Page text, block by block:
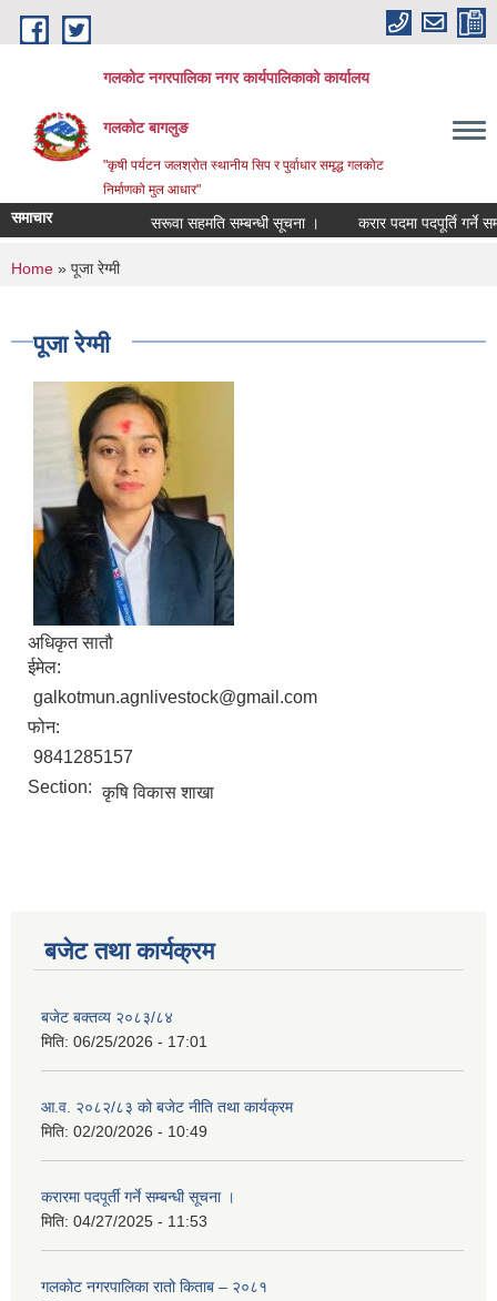
Skip to main content
गलकोट नगरपालिका नगर कार्यपालिकाको कार्यालय
गलकोट बागलुङ
"कृषी पर्यटन जलश्रोत स्थानीय सिप र पुर्वाधार समृद्ध गलकोट
निर्माणको मुल आधार"
समाचार सरूवा सहमति सम्बन्धी सूचना । करार पदमा पदपूर्ति गर्ने
You are here
Home » पूजा रेग्मी
पूजा रेग्मी
अधिकृत सातौ
ईमेल:
galkotmun.agnlivestock@gmail.com
फोन:
9841285157
Section: कृषि विकास शाखा
बजेट तथा कार्यक्रम
बजेट बक्तव्य २०८३/८४
मिति: 06/25/2026 - 17:01
आ.व. २०८२/८३ को बजेट नीति तथा कार्यक्रम
मिति: 02/20/2026 - 10:49
करारमा पदपूर्ती गर्ने सम्बन्धी सूचना ।
मिति: 04/27/2025 - 11:53
गलकोट नगरपालिका रातो किताब – २०८१